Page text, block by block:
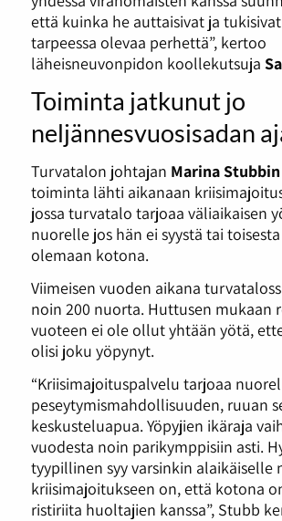
että kuinka he auttaisivat ja
tarpeessa olevaa perhettä”, kertoo
läheisneuvonpidon koollekutsuja
Toiminta jatkunut jo
neljännesvuosisadan
Turvatalon johtajan Marina Stubbin
toiminta lähti aikanaan
jossa turvatalo tarjoaa väliaikaisen
nuorelle jos hän ei syystä tai
olemaan kotona.
Viimeisen vuoden aikana
noin 200 nuorta. Huttusen mukaan
vuoteen ei ole ollut yhtään yötä,
olisi joku yöpynyt.
“Kriisimajoituspalvelu tarjoaa
peseytymismahdollisuuden, ruuan
keskusteluapua. Yöpyjien ikäraja
vuodesta noin parikymppisiin asti.
tyypillinen syy varsinkin alaikäiselle
kriisimajoitukseen on, että kotona
ristiriita huoltajien kanssa”, Stubb